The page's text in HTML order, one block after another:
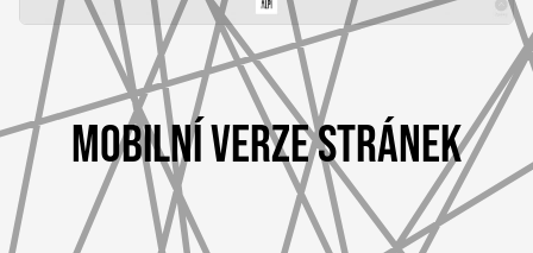
MOBILNÍ VERZE STRÁNEK